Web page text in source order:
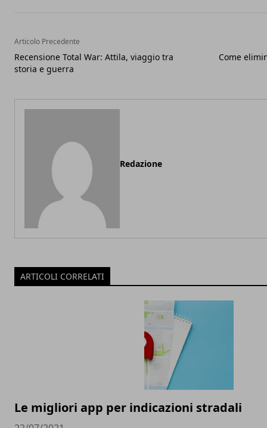
Articolo Precedente
Recensione Total War: Attila, viaggio tra
storia e guerra
Come
Redazione
ARTICOLI CORRELATI
Le migliori app per indicazioni stradali